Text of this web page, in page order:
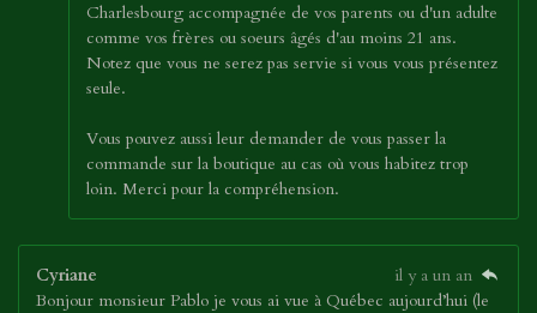
Charlesbourg accompagnée de vos parents ou d'un adulte
comme vos frères ou soeurs âgés d'au moins 21 ans.
Notez que vous ne serez pas servie si vous vous présentez
seule.
Vous pouvez aussi leur demander de vous passer la
commande sur la boutique au cas où vous habitez trop
loin. Merci pour la compréhension.
Cyriane
il y a un an
Bonjour monsieur Pablo je vous ai vue à Québec aujourd’hui (le